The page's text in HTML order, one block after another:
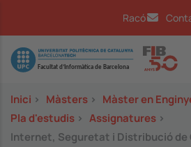
Racó
Image
Inici > Màsters > Màster en
Pla d'estudis > Assignatures >
Internet, Seguretat i Distribució de